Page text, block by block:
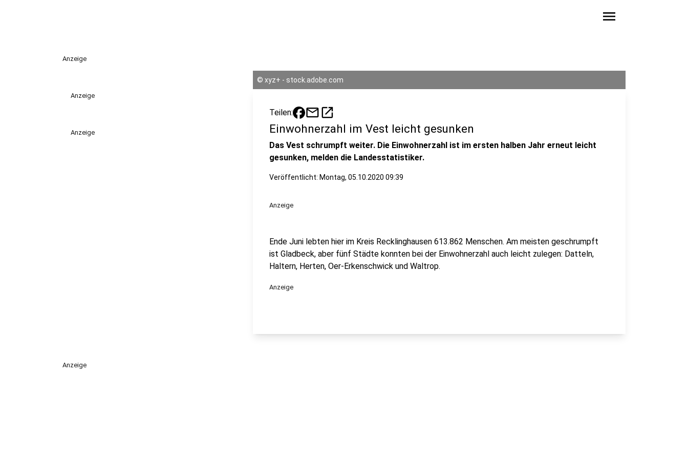
menu
Anzeige
Anzeige
Anzeige
© xyz+ - stock.adobe.com
Teilen: mailopen_in_new
Einwohnerzahl im Vest leicht gesunken
Das Vest schrumpft weiter. Die Einwohnerzahl ist im ersten halben Jahr erneut leicht
gesunken, melden die Landesstatistiker.
Veröffentlicht: Montag, 05.10.2020 09:39
Anzeige
Ende Juni lebten hier im Kreis Recklinghausen 613.862 Menschen. Am meisten geschrumpft
ist Gladbeck, aber fünf Städte konnten bei der Einwohnerzahl auch leicht zulegen: Datteln,
Haltern, Herten, Oer-Erkenschwick und Waltrop.
Anzeige
Anzeige